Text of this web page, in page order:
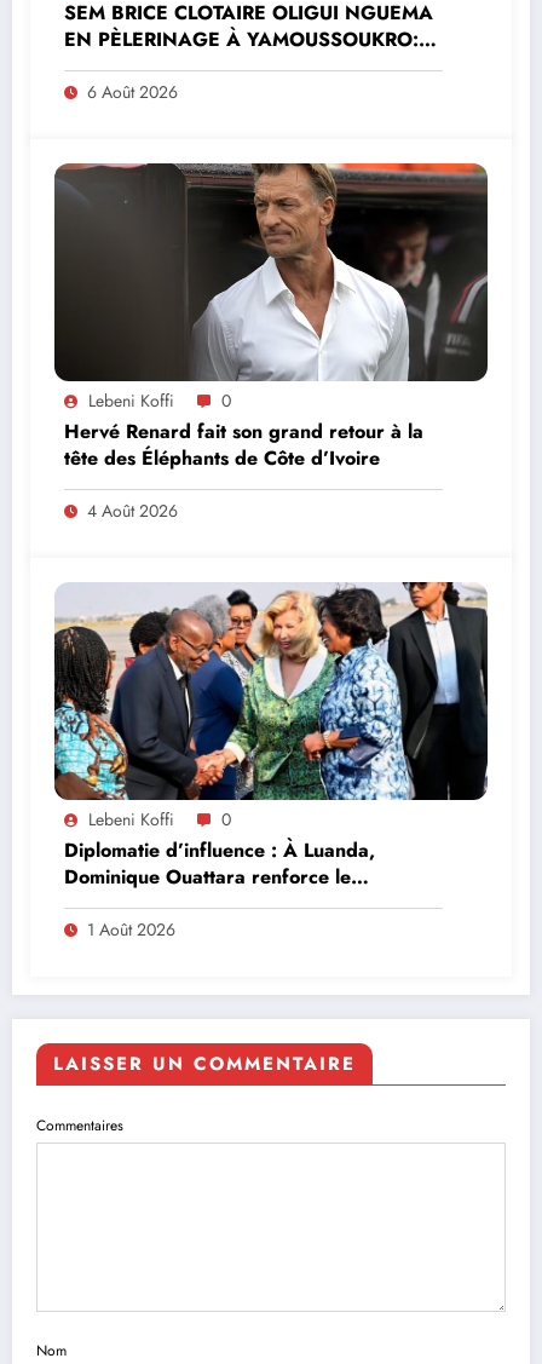
SEM BRICE CLOTAIRE OLIGUI NGUEMA
EN PÈLERINAGE À YAMOUSSOUKRO:LE
MINISTRE PAULIN CLAUDE DANHO
PREND PART À LA CÉRÉMONIE
6 Août 2026
Lebeni Koffi 0
Hervé Renard fait son grand retour à la
tête des Éléphants de Côte d’Ivoire
4 Août 2026
Lebeni Koffi 0
Diplomatie d’influence : À Luanda,
Dominique Ouattara renforce le
leadership solidaire de la Côte d’Ivoire en
Afrique
1 Août 2026
LAISSER UN COMMENTAIRE
Commentaires
Nom